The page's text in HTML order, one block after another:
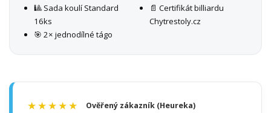
🎱 Sada koulí Standard
16ks
🎯 2× jednodílné tágo
📄 Certifikát billiardu
Chytrestoly.cz
★★★★★ Ověřený zákazník (Heureka)